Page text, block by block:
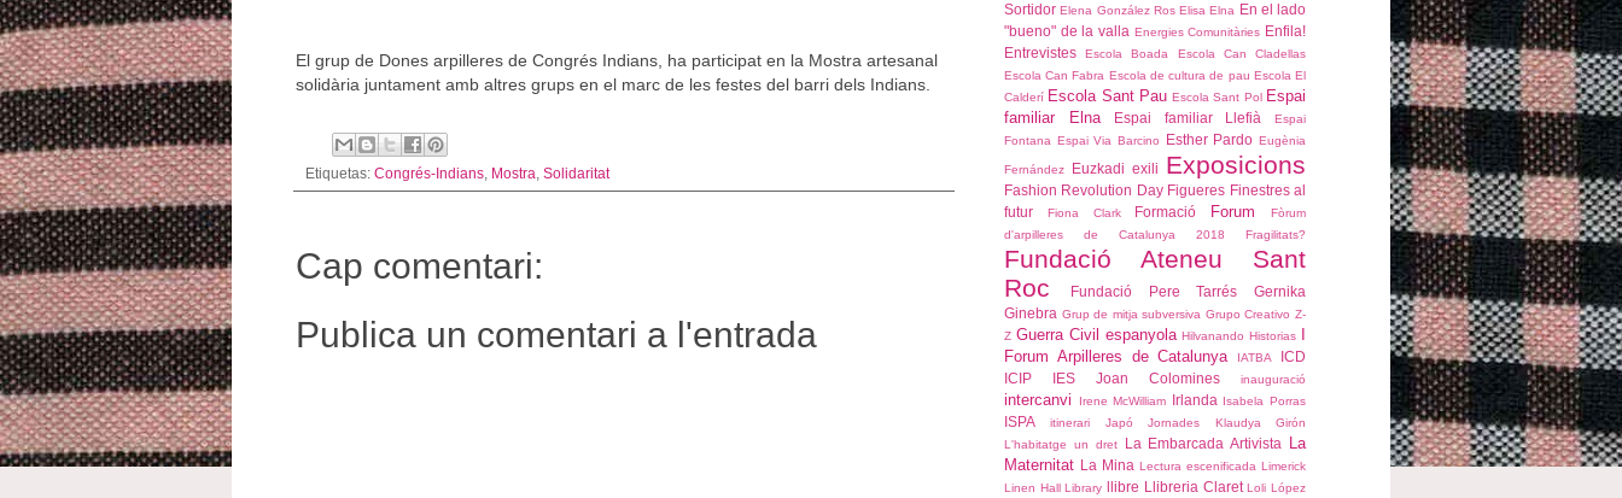
El grup de Dones arpilleres de Congrés Indians, ha participat en la Mostra artesanal
solidària juntament amb altres grups en el marc de les festes del barri dels Indians.
Etiquetas: Congrés-Indians Mostra Solidaritat
Cap comentari:
Publica un comentari a l'entrada
Sortidor Elena González Ros Elisa Elna
En el lado
"bueno" de la valla Energies Comunitàries Enfila!
Entrevistes
Escola Boada
Escola Can Cladellas
Escola Can Fabra Escola de cultura de pau Escola El
Calderí Escola Sant Pau Escola Sant Pol Espai
familiar Elna
Espai familiar Llefià
Espai
Fontana Espai Via Barcino Esther Pardo Eugènia
Fernández Euzkadi exili Exposicions
Fashion Revolution Day Figueres Finestres al
futur
Fiona Clark Formació Forum
Fòrum
d'arpilleres de Catalunya 2018
Fragilitats?
Fundació Ateneu Sant
Roc
Fundació Pere Tarrés
Gernika
Ginebra Grup de mitja subversiva Grupo Creativo Z-
Z Guerra Civil espanyola Hilvanando Historias
Forum Arpilleres de Catalunya
IATBA
ICD
ICIP
IES Joan Colomines inauguració
intercanvi Irene McWilliam Irlanda Isabela Porras
ISPA itinerari Japó Jornades
Klaudya Girón
L'habitatge un dret
La Embarcada Artivista
La
Maternitat
La Mina Lectura escenificada Limerick
Linen Hall Library
llibre Llibreria Claret Loli López